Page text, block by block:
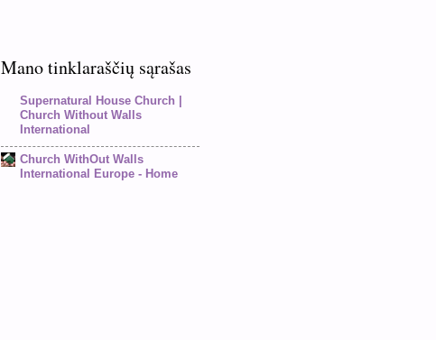
Mano tinklaraščių sąrašas
Supernatural House Church |
Church Without Walls
International
Church WithOut Walls
International Europe - Home